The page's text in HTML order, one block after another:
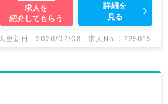
求人を
紹介してもらう
詳細を
見る
更新日 : 2026/07/08 求人No. : 725015